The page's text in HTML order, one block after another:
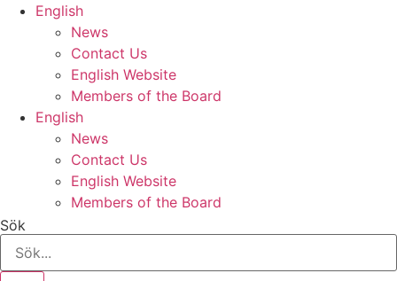
HoppaEnglish
News
Contact Us
English Website
Members of the Board
English
News
Contact Us
English Website
Members of the Board
Sök